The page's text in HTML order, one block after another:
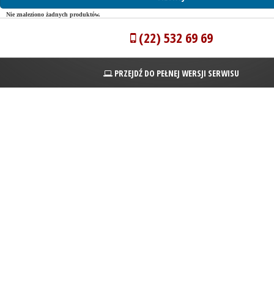
Nie znaleziono żadnych produktów.
(22) 532 69 69
PRZEJDŹ DO PEŁNEJ WERSJI SERWISU